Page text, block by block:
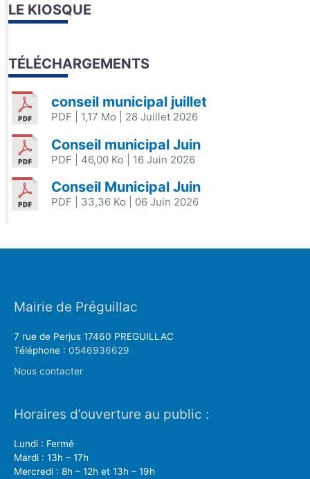
LE KIOSQUE
TÉLÉCHARGEMENTS
conseil municipal juillet
PDF | 1,17 Mo | 28 Juillet 2026
Conseil municipal Juin
PDF | 46,00 Ko | 16 Juin 2026
Conseil Municipal Juin
PDF | 33,36 Ko | 06 Juin 2026
Mairie de Préguillac
7 rue de Perjus 17460 PREGUILLAC
Téléphone : 0546936629
Nous contacter
Horaires d’ouverture au public :
Lundi : Fermé
Mardi : 13h – 17h
Mercredi : 8h – 12h et 13h – 19h